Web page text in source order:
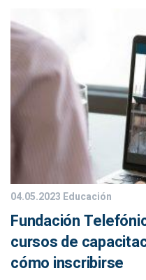
04.05.2023 Educación
Fundación
cursos de
cómo inscribirse